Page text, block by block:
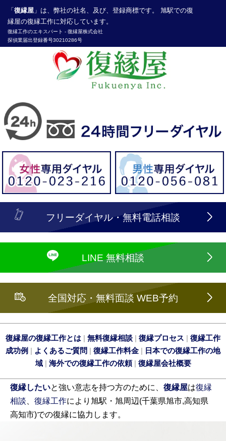
「 復縁屋 」は、弊社の社名、及び、登録商標です。 旭駅での復
縁屋の復縁工作に対応しています。
復縁工作のエキスパート - 復縁屋株式会社
探偵業届出登録番号30210286号
フリーダイヤル・無料電話相談
LINE 無料相談
全国対応・無料面談 WEB予約
復縁屋の復縁工作とは | 無料復縁相談 | 復縁プロセス | 復縁工作
成功例 | よくあるご質問 | 復縁工作料金 | 日本での復縁工作の地
域| 海外での復縁工作の依頼| 復縁屋会社概要
復縁したいと強い意志を持つ方のために、 復縁屋は復縁
相談
復縁工作により旭駅・旭周辺(千葉県旭市,高知県
高知市)での復縁に協力します。